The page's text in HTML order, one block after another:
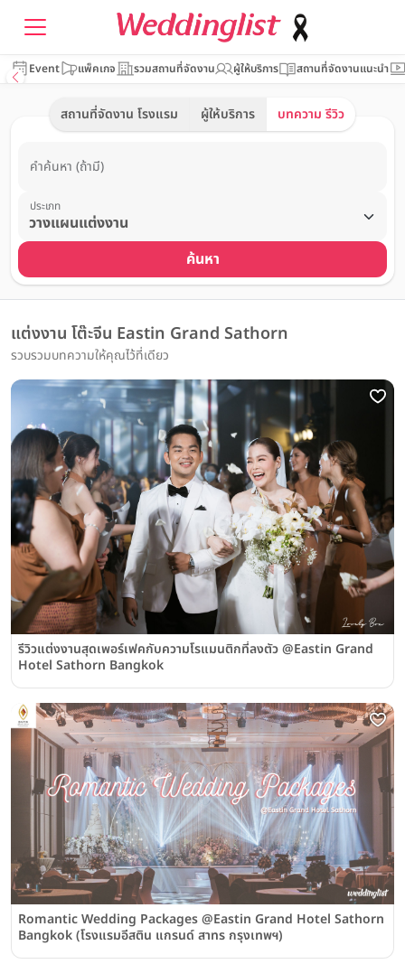
Event แพ็คเกจ รวมสถานที่จัดงาน ผู้ให้บริการ สถานที่จัดงานแนะนำ
สถานที่จัดงาน โรงแรม ผู้ให้บริการ บทความ รีวิว
คำค้นหา (ถ้ามี)
ประเภท
ค้นหา
แต่งงาน โต๊ะจีน Eastin Grand Sathorn
รวบรวมบทความให้คุณไว้ที่เดียว
รีวิวแต่งงานสุดเพอร์เฟคกับความโรแมนติกที่ลงตัว @Eastin Grand
Hotel Sathorn Bangkok
Romantic Wedding Packages @Eastin Grand Hotel Sathorn
Bangkok (โรงแรมอีสติน แกรนด์ สาทร กรุงเทพฯ)